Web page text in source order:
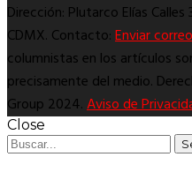
Dirección: Plutarco Elías
CDMX. Contacto:Enviar correo
columnistas en los artículos
precisamente del medio.
Group 2024.Aviso de
Close